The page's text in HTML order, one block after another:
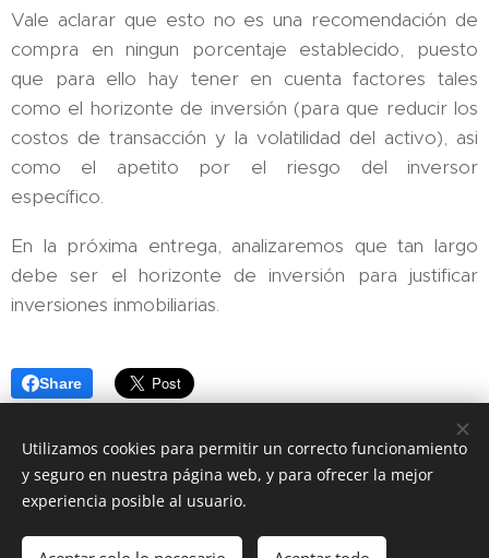
Vale aclarar que esto no es una recomendación de
compra en ningun porcentaje establecido, puesto
que para ello hay tener en cuenta factores tales
como el horizonte de inversión (para que reducir los
costos de transacción y la volatilidad del activo), asi
como el apetito por el riesgo del inversor
específico.
En la próxima entrega, analizaremos que tan largo
debe ser el horizonte de inversión para justificar
inversiones inmobiliarias.
Share
Utilizamos cookies para permitir un correcto funcionamiento
y seguro en nuestra página web, y para ofrecer la mejor
experiencia posible al usuario.